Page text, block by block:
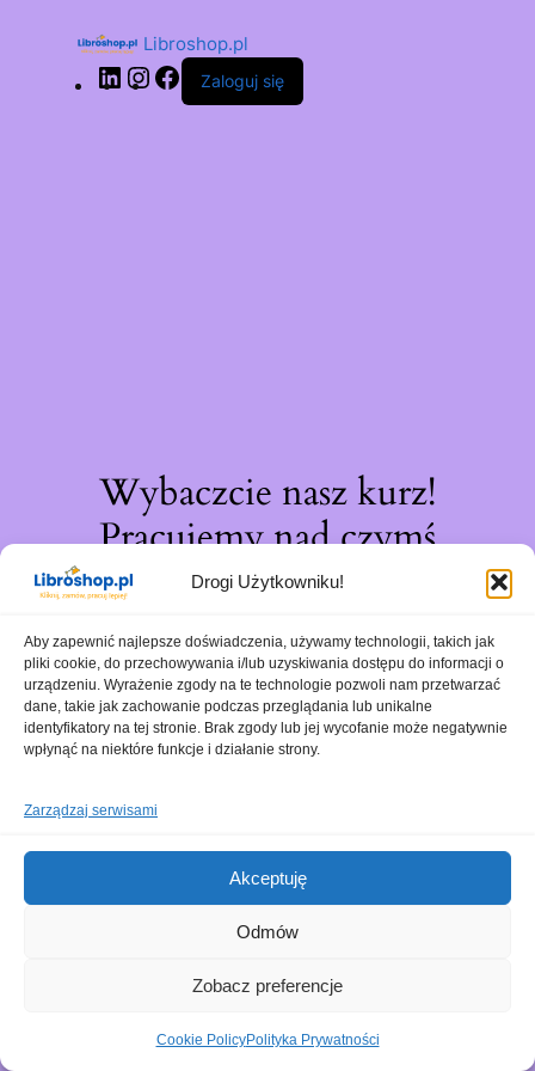
Drogi Użytkowniku!
Aby zapewnić najlepsze doświadczenia, używamy technologii, takich jak
pliki cookie, do przechowywania i/lub uzyskiwania dostępu do informacji o
urządzeniu. Wyrażenie zgody na te technologie pozwoli nam przetwarzać
dane, takie jak zachowanie podczas przeglądania lub unikalne
identyfikatory na tej stronie. Brak zgody lub jej wycofanie może negatywnie
wpłynąć na niektóre funkcje i działanie strony.
Zarządzaj serwisami
Akceptuję
Odmów
Zobacz preferencje
Cookie PolicyPolityka Prywatności
Libroshop.pl
Zaloguj się
Wybaczcie nasz kurz!
Pracujemy nad czymś
niesamowitym – sprawdź
wkrótce!